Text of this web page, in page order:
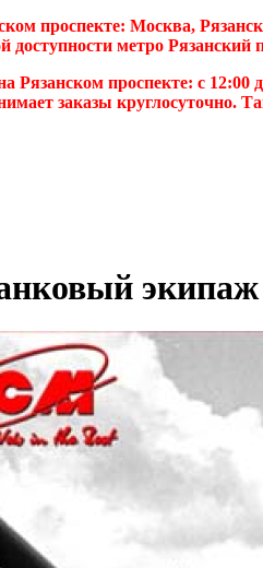
проспекте: Москва,
метро Рязанский
Рязанском проспекте: с
заказы круглосуточно.